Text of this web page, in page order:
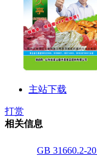
主站下载
打赏
相关信息
GB 31660.2-